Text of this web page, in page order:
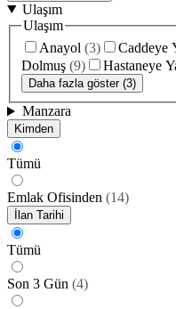
Ulaşım
Ulaşım
Anayol (3) Caddeye
Dolmuş (9) Hastaneye
Daha fazla göster (3)
Manzara
Kimden
Tümü
Emlak Ofisinden (14)
İlan Tarihi
Tümü
Son 3 Gün (4)